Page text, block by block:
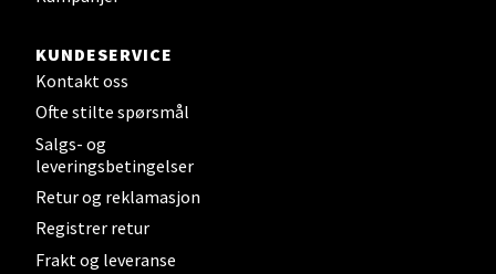
KUNDESERVICE
Kontakt oss
Ofte stilte spørsmål
Salgs- og
leveringsbetingelser
Retur og reklamasjon
Registrer retur
Frakt og leveranse
Steinkjer - Thon Senter Steinkjer
Sjøfartsgata 2, 7714 Steinkjer